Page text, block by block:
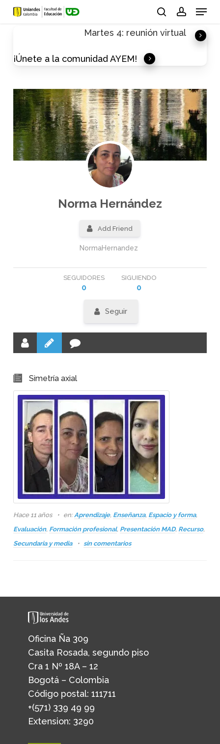
Skip
Menu
Martes 4: reunión virtual
¡Únete a la comunidad AYEM!
Norma Hernández
Add Friend
NormaHernandez
SEGUIDORES
0
SIGUIENDO
0
Seguir
Simetría axial
Hace 11 años en:Aprendizaje, Enseñanza, Espacio y forma,
Evaluación, Formación profesional, Presentación MAD, Recurso,
Secundaria y media
sin comentarios
Oficina Ña 309
Casita Rosada, segundo piso
Cra 1 Nº 18A – 12
Bogotá – Colombia
Código postal: 111711
+(571) 339 49 99
Extension: 3290